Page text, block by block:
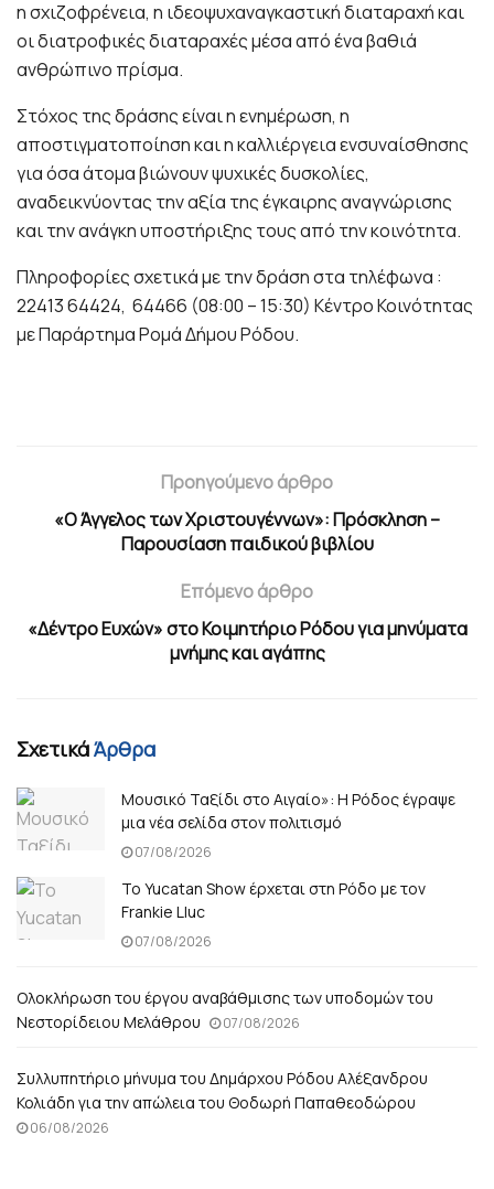
η σχιζοφρένεια, η ιδεοψυχαναγκαστική διαταραχή και
οι διατροφικές διαταραχές μέσα από ένα βαθιά
ανθρώπινο πρίσμα.
Στόχος της δράσης είναι η ενημέρωση, η
αποστιγματοποίηση και η καλλιέργεια ενσυναίσθησης
για όσα άτομα βιώνουν ψυχικές δυσκολίες,
αναδεικνύοντας την αξία της έγκαιρης αναγνώρισης
και την ανάγκη υποστήριξης τους από την κοινότητα.
Πληροφορίες σχετικά με την δράση στα τηλέφωνα :
22413 64424, 64466 (08:00 – 15:30) Κέντρο Κοινότητας
με Παράρτημα Ρομά Δήμου Ρόδου.
Προηγούμενο άρθρο
«Ο Άγγελος των Χριστουγέννων»: Πρόσκληση –
Παρουσίαση παιδικού βιβλίου
Επόμενο άρθρο
«Δέντρο Ευχών» στο Κοιμητήριο Ρόδου για μηνύματα
μνήμης και αγάπης
ΣχετικάΆρθρα
Μουσικό Ταξίδι στο Αιγαίο»: Η Ρόδος έγραψε
μια νέα σελίδα στον πολιτισμό
07/08/2026
Το Yucatan Show έρχεται στη Ρόδο με τον
Frankie Lluc
07/08/2026
Ολοκλήρωση του έργου αναβάθμισης των υποδομών του
Νεστορίδειου Μελάθρου
07/08/2026
Συλλυπητήριο μήνυμα του Δημάρχου Ρόδου Αλέξανδρου
Κολιάδη για την απώλεια του Θοδωρή Παπαθεοδώρου
06/08/2026